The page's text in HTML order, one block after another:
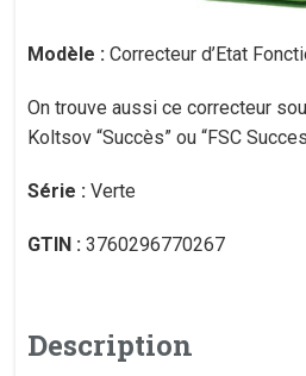
Modèle : Correcteur d’Etat
On trouve aussi ce correcteur
Koltsov “Succès” ou “FSC
Série : Verte
GTIN :3760296770267
Description